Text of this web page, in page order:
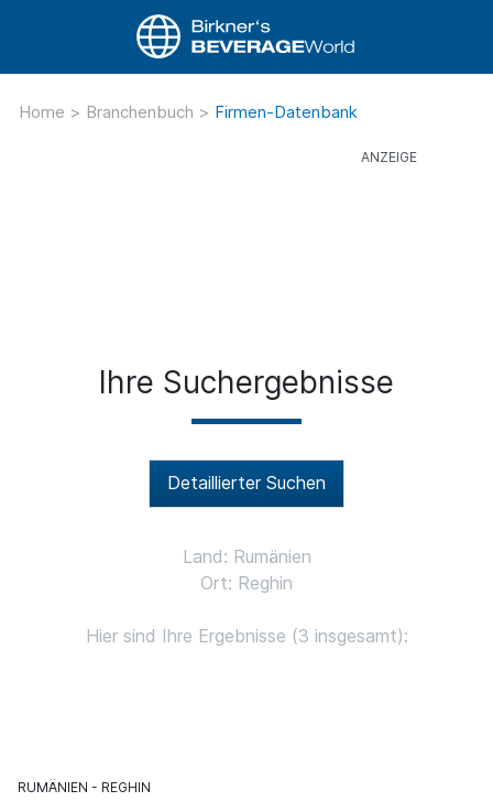
Home > Branchenbuch > Firmen-Datenbank
Ihre Suchergebnisse
Detaillierter Suchen
Land: Rumänien
Ort: Reghin
Hier sind Ihre Ergebnisse (3 insgesamt):
RUMÄNIEN REGHIN